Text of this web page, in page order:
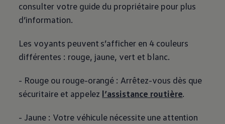
consulter votre guide du propriétaire pour plus
d’information.
Les voyants peuvent s’afficher en 4 couleurs
différentes : rouge, jaune, vert et blanc.
- Rouge ou rouge-orangé : Arrêtez-vous dès que
sécuritaire et appelez l’assistance routière.
- Jaune : Votre véhicule nécessite une attention